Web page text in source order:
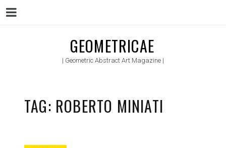
GEOMETRICAE
| Geometric Abstract Art Magazine |
TAG: ROBERTO MINIATI
Menu